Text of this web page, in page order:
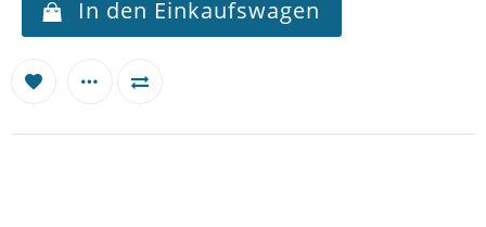
In den Einkaufswagen